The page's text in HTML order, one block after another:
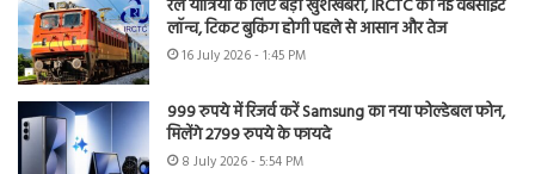
रेल यात्रियों के लिए बड़ी खुशखबरी, IRCTC की नई वेबसाइट
लॉन्च, टिकट बुकिंग होगी पहले से आसान और तेज
16 July 2026 - 1:45 PM
999 रुपये में रिजर्व करें Samsung का नया फोल्डेबल फोन,
मिलेंगे 2799 रुपये के फायदे
8 July 2026 - 5:54 PM